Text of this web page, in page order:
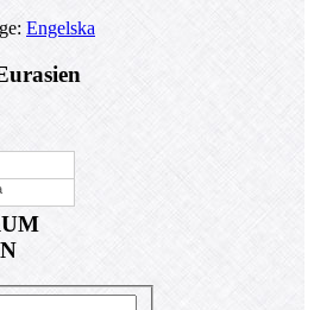
Engelska